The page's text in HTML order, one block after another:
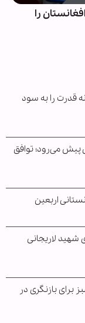
را
قدرت را به سود
پیش می‌رود؛ توافق
اربعین
شهید لاریجانی
بازنگری در